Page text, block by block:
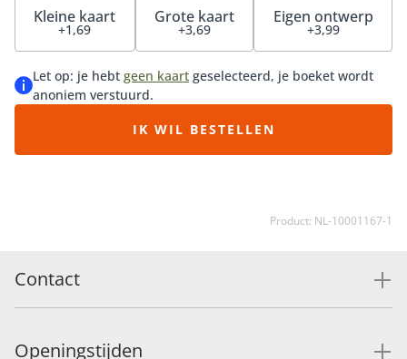
Kleine kaart
+1,69
Grote kaart
+3,69
Eigen ontwerp
+3,99
Let op: je hebt geen kaart geselecteerd, je boeket wordt
anoniem verstuurd.
IK WIL BESTELLEN
Product: NL-10001167-1
Contact
Openingstijden